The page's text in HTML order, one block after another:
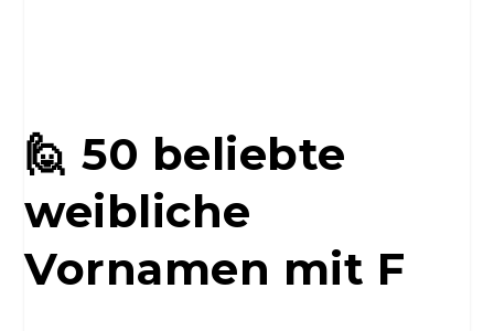
🙋 50 beliebte
weibliche
Vornamen mit F